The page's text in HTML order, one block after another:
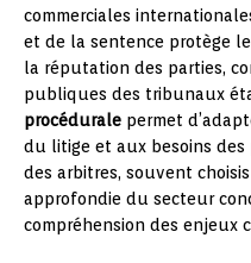
commerciales
et de la sentence protège
la réputation des parties,
publiques des tribunaux
procédurale permet
du litige et aux besoins des
des arbitres, souvent
approfondie du secteur
compréhension des enjeux